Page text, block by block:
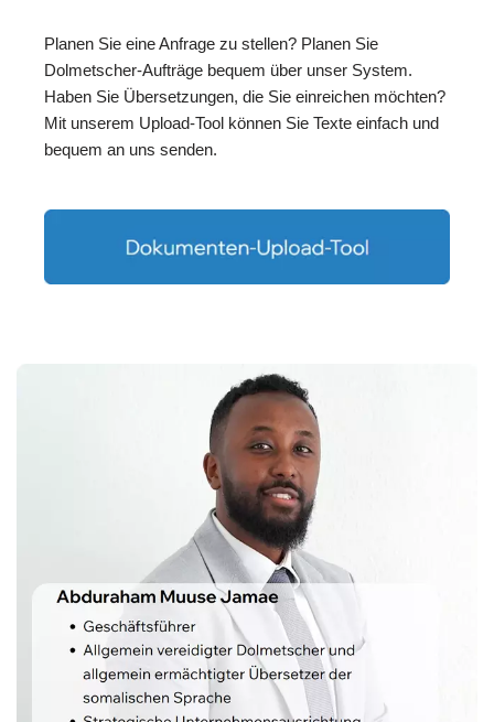
Planen Sie eine Anfrage zu stellen? Planen Sie
Dolmetscher-Aufträge bequem über unser System.
Haben Sie Übersetzungen, die Sie einreichen möchten?
Mit unserem Upload-Tool können Sie Texte einfach und
bequem an uns senden.